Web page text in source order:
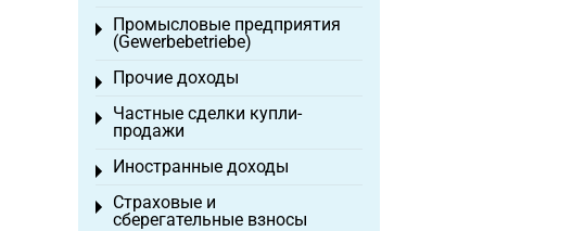
Промысловые предприятия
(Gewerbebetriebe)
Toggle menu
Прочие доходы
Toggle menu
Частные сделки купли-
продажи
Toggle menu
Иностранные доходы
Toggle menu
Страховые и
сберегательные взносы
Toggle menu